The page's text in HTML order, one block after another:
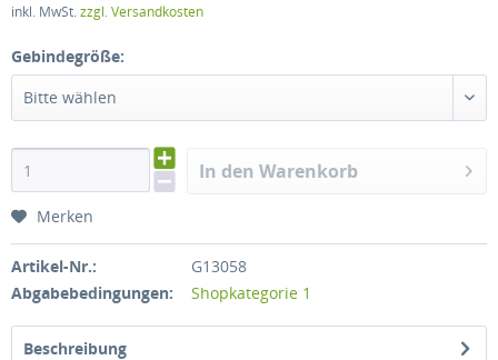
inkl. MwSt.zzgl. Versandkosten
Gebindegröße:
Bitte wählen
In den Warenkorb
Merken
Artikel-Nr.:
G13058
Abgabebedingungen:
Shopkategorie 1
Beschreibung